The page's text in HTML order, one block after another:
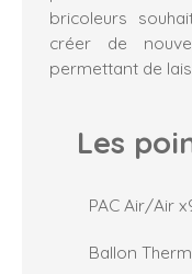
bricoleurs
créer de
permettant de
Les
PAC Air/Air
Ballon